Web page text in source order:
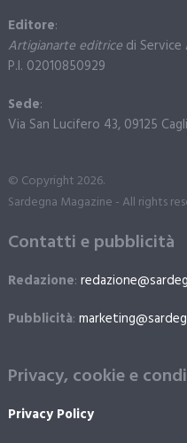
Editore:
Artigianarte editricedi Service
P.I. 02010850929
Sede:
Via San Lucifero 43, 09125
© Copyright 2026.
Sardegna Magazine - All rights
Contatti e pubblicità
Redazione:
Pubblicità:
Privacy, cookie e
Privacy Policy